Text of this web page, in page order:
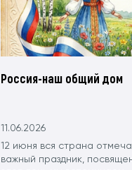
Россия-наш общий дом
11.06.2026
12 июня вся страна
важный праздник,